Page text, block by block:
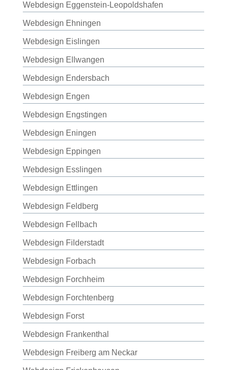
Webdesign Eggenstein-Leopoldshafen
Webdesign Ehningen
Webdesign Eislingen
Webdesign Ellwangen
Webdesign Endersbach
Webdesign Engen
Webdesign Engstingen
Webdesign Eningen
Webdesign Eppingen
Webdesign Esslingen
Webdesign Ettlingen
Webdesign Feldberg
Webdesign Fellbach
Webdesign Filderstadt
Webdesign Forbach
Webdesign Forchheim
Webdesign Forchtenberg
Webdesign Forst
Webdesign Frankenthal
Webdesign Freiberg am Neckar